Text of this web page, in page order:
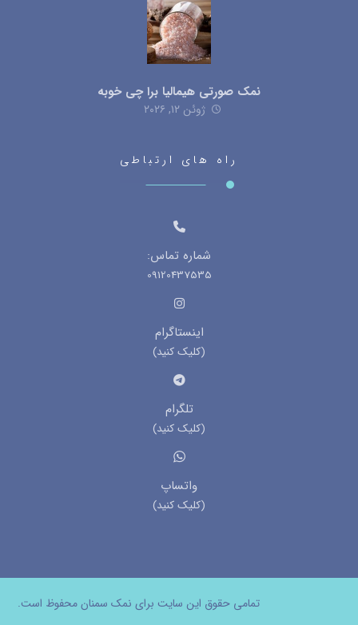
نمک صورتی هیمالیا برا چی خوبه
ژوئن ۱۲, ۲۰۲۶
راه های ارتباطی
شماره تماس:
09120437535
اینستاگرام
(کلیک کنید)
تلگرام
(کلیک کنید)
واتساپ
(کلیک کنید)
تمامی حقوق این سایت برای نمک سمنان محفوظ است.